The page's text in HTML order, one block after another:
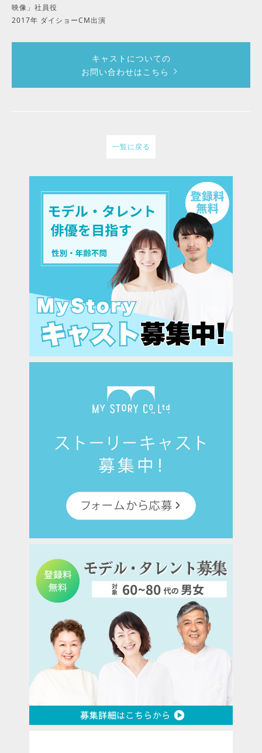
映像」社員役
2017年 ダイショーCM出演
キャストについての
お問い合わせはこちら
一覧に戻る